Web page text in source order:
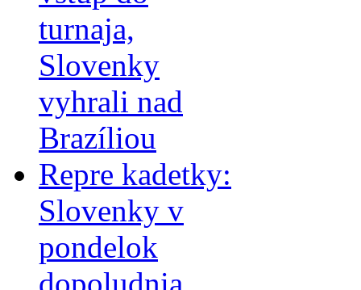
turnaja,
Slovenky
vyhrali nad
Brazíliou
Repre kadetky:
Slovenky v
pondelok